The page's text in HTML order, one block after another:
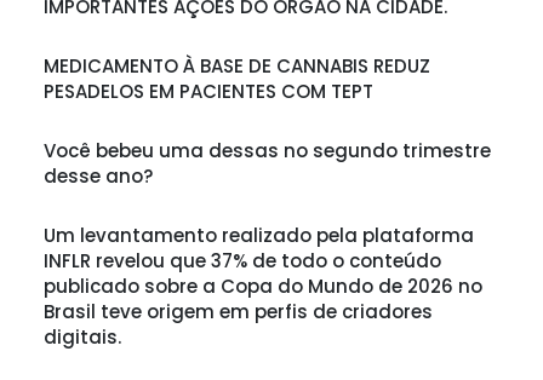
IMPORTANTES AÇÕES DO ÓRGÃO NA CIDADE.
MEDICAMENTO À BASE DE CANNABIS REDUZ
PESADELOS EM PACIENTES COM TEPT
Você bebeu uma dessas no segundo trimestre
desse ano?
Um levantamento realizado pela plataforma
INFLR revelou que 37% de todo o conteúdo
publicado sobre a Copa do Mundo de 2026 no
Brasil teve origem em perfis de criadores
digitais.